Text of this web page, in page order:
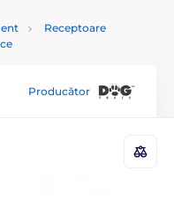
Receptoare
Producător